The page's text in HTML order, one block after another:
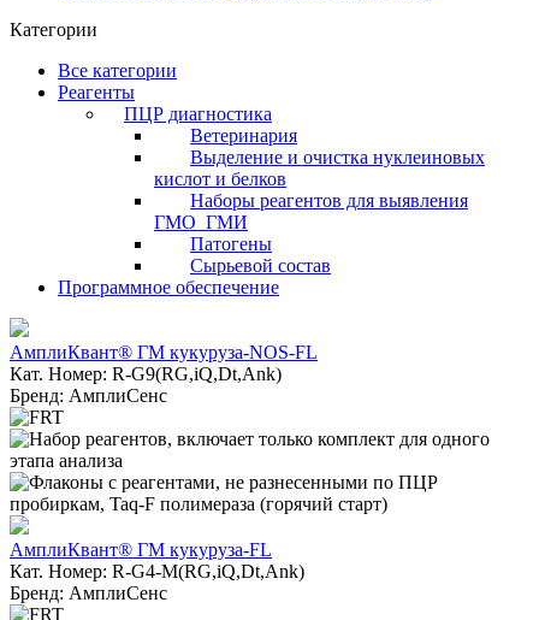
Категории
Все категории
Реагенты
ПЦР диагностика
Ветеринария
Выделение и очистка нуклеиновых
кислот и белков
Наборы реагентов для выявления
ГМО_ГМИ
Патогены
Сырьевой состав
Программное обеспечение
АмплиКвант® ГМ кукуруза-NOS-FL
Кат. Номер: R-G9(RG,iQ,Dt,Ank)
Бренд: АмплиСенс
АмплиКвант® ГМ кукуруза-FL
Кат. Номер: R-G4-M(RG,iQ,Dt,Ank)
Бренд: АмплиСенс